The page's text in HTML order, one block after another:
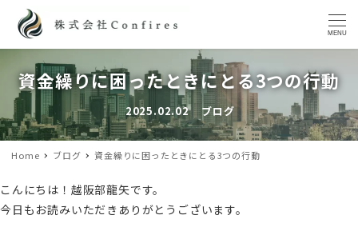
MENU
資金繰りに困ったときにとる3つの行動
投稿日
2025.02.02
カテゴリー
ブログ
Home ブログ 資金繰りに困ったときにとる3つの行動
こんにちは！越阪部龍矢です。
今日もお読みいただきありがとうございます。